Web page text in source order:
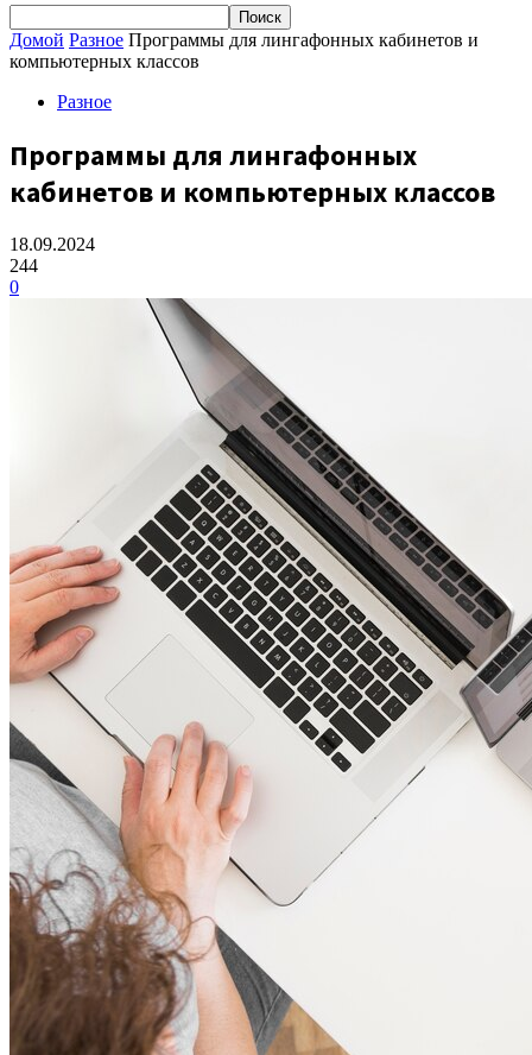
Домой Разное Программы для лингафонных кабинетов и
компьютерных классов
Разное
Программы для лингафонных
кабинетов и компьютерных классов
18.09.2024
244
0